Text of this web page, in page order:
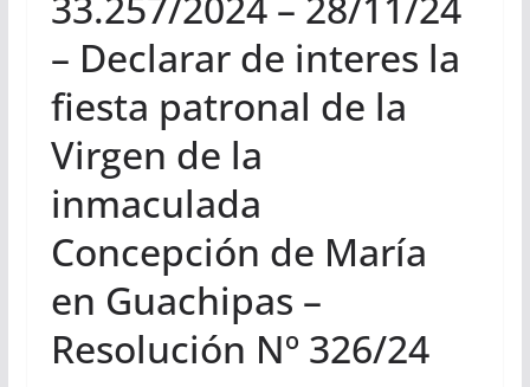
– Declarar de interes la
fiesta patronal de la
Virgen de la
inmaculada
Concepción de María
en Guachipas –
Resolución Nº 326/24